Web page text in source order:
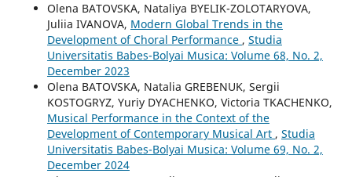
Olena BATOVSKA, Nataliya BYELIK-ZOLOTARYOVA,
Juliia IVANOVA, Modern Global Trends in the
Development of Choral Performance , Studia
Universitatis Babes-Bolyai Musica: Volume 68, No. 2,
December 2023
Olena BATOVSKA, Natalia GREBENUK, Sergii
KOSTOGRYZ, Yuriy DYACHENKO, Victoria TKACHENKO,
Musical Performance in the Context of the
Development of Contemporary Musical Art , Studia
Universitatis Babes-Bolyai Musica: Volume 69, No. 2,
December 2024